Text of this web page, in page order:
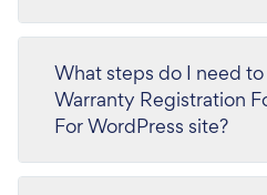
What steps do I need
Warranty Registration
For WordPress site?